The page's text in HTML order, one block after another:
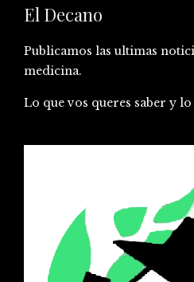
El Decano
Publicamos las ultimas
medicina.
Lo que vos queres saber y lo